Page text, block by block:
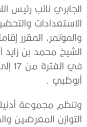
الجابري نائب رئيس
والمؤتمر، المقرر
الشيخ محمد بن زايد
أبوظبي .
وتنظم مجموعة
التوازن المعرضين